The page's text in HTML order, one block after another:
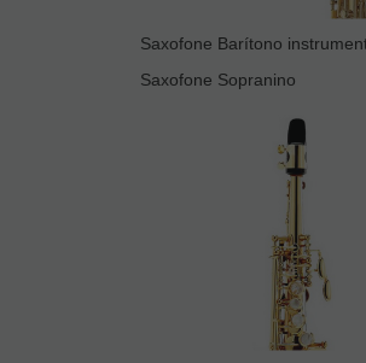
Saxofone Barítono
Saxofone Sopranino